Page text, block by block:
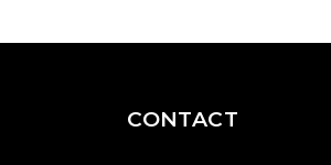
CONTACT